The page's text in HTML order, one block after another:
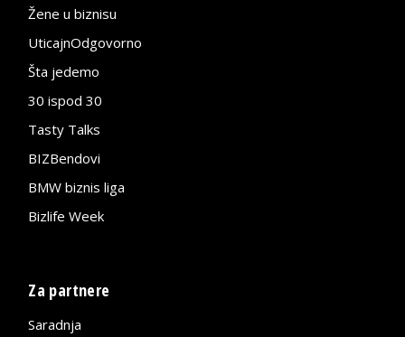
Žene u biznisu
UticajnOdgovorno
Šta jedemo
30 ispod 30
Tasty Talks
BIZBendovi
BMW biznis liga
Bizlife Week
Za partnere
Saradnja